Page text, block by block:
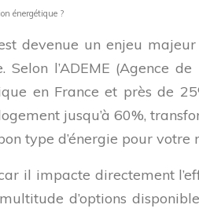
énergétique ?
devenue un enjeu
Selon l’ADEME (Agence
en France et près de
jusqu’à 60%,
type d’énergie pour votre
il impacte directement
d’options